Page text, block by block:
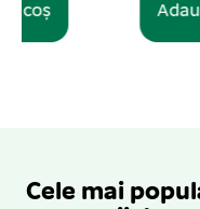
Adaugă în coș
Cele mai